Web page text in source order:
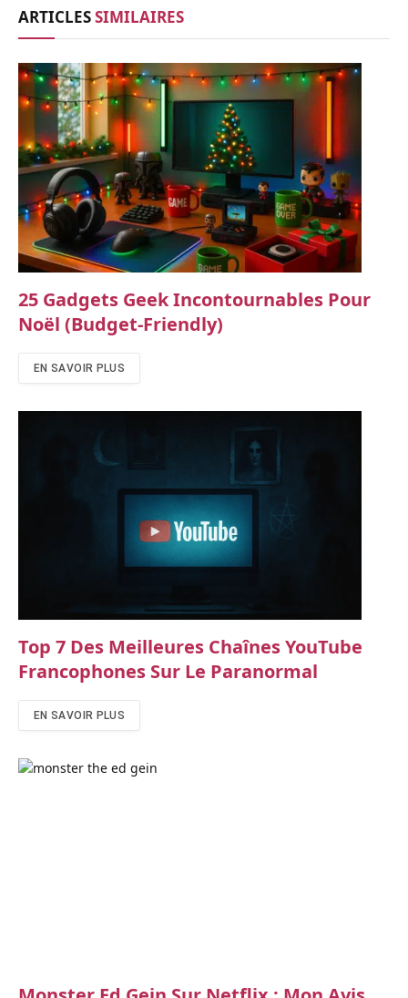
ARTICLESSIMILAIRES
25 Gadgets Geek Incontournables Pour
Noël (budget-Friendly)
EN SAVOIR PLUS
Top 7 Des Meilleures Chaînes YouTube
Francophones Sur Le Paranormal
EN SAVOIR PLUS